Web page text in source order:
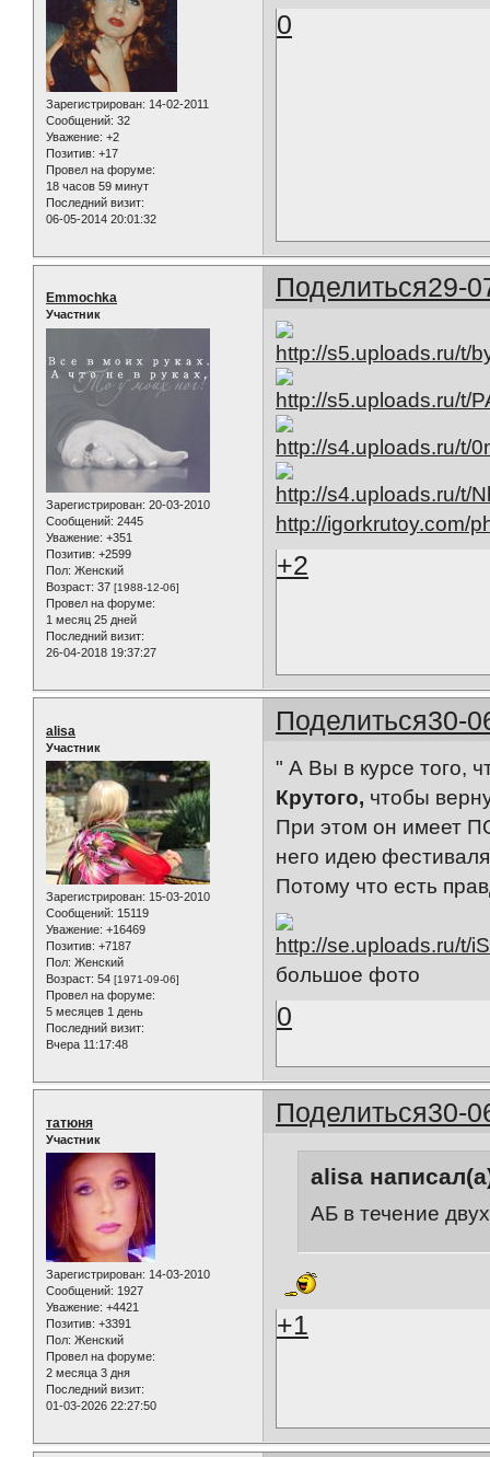
Зарегистрирован: 14-02-2011
Сообщений: 32
Уважение: +2
Позитив: +17
Провел на форуме:
18 часов 59 минут
Последний визит:
06-05-2014 20:01:32
0
Поделиться29-
Emmochka
Участник
Зарегистрирован: 20-03-2010
Сообщений: 2445
Уважение: +351
Позитив: +2599
Пол: Женский
Возраст: 37 [1988-12-06]
Провел на форуме:
1 месяц 25 дней
Последний визит:
26-04-2018 19:37:27
http://igorkrutoy.com/
+2
Поделиться30-
alisa
Участник
Зарегистрирован: 15-03-2010
Сообщений: 15119
Уважение: +16469
Позитив: +7187
Пол: Женский
Возраст: 54 [1971-09-06]
Провел на форуме:
5 месяцев 1 день
Последний визит:
Вчера 11:17:48
" А Вы в курсе того,
Крутого, чтобы
При этом он имеет
него идею
Потому что есть
большое фото
0
Поделиться30-
татюня
Участник
Зарегистрирован: 14-03-2010
Сообщений: 1927
Уважение: +4421
Позитив: +3391
Пол: Женский
Провел на форуме:
2 месяца 3 дня
Последний визит:
01-03-2026 22:27:50
alisa
АБ в течение
+1